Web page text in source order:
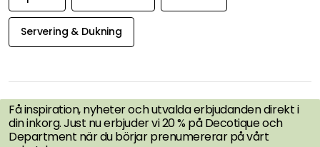
Servering & Dukning
FÅ INSPIRATION &
ERBJUDANDEN FÖRST
Få inspiration, nyheter och utvalda erbjudanden direkt i
din inkorg. Just nu erbjuder vi 20 % på Decotique och
Department när du börjar prenumererar på vårt